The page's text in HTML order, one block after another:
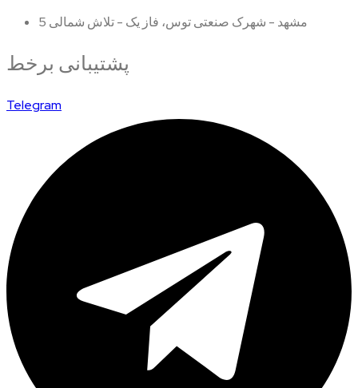
مشهد - شهرک صنعتی توس، فاز یک - تلاش شمالی 5
پشتیبانی برخط
Telegram